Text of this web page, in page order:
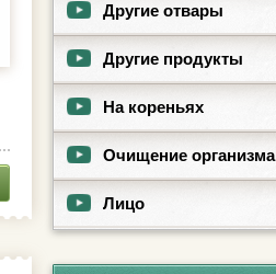
Другие отвары
Другие продукты
На кореньях
Очищение организма
Лицо